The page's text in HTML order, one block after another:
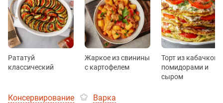
Рататуй
классический
Жаркое из свинины
с картофелем
Торт из кабачков с
помидорами и
сыром
Консервирование Варка